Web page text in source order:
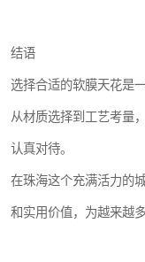
结语
选择合适的软膜天花是
从材质选择到工艺考量
认真对待。
在珠海这个充满活力的
和实用价值，为越来越